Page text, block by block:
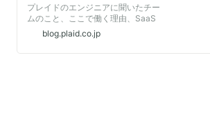
プレイドのエンジニアに聞いたチー
ムのこと、ここで働く理由、SaaS
プロダクトを開発する面白さなどに
ついて綴っていきます。 技術につい
ては、https://tech.plaid.co.jp/ を
blog.plaid.co.jp